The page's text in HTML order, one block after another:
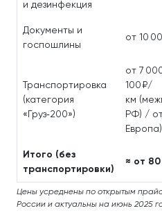
и дезинфекция
Документы и
госпошлины
от 10
Транспортировка
(категория
«Груз‑200»)
от 7
100 ₽/
км
РФ) /
Европа)
Итого (без
транспортировки)
≈ от
Цены усреднены по открытым
России и актуальны на июнь 2025